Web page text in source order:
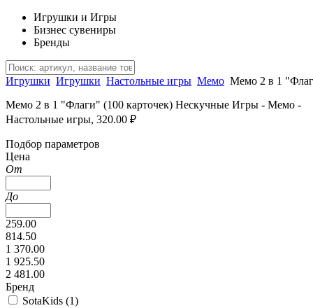
Игрушки и Игры
Бизнес сувениры
Бренды
Игрушки Игрушки Настольные игры Мемо Мемо 2 в 1
Мемо 2 в 1 "Флаги" (100 карточек) Нескучные Игры - Мемо -
Настольные игры, 320.00 ₽
Подбор параметров
Цена
От
До
259.00
814.50
1 370.00
1 925.50
2 481.00
Бренд
SotaKids (1)